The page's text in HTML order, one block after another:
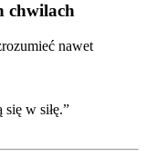
chwilach
nawet
w siłę.”